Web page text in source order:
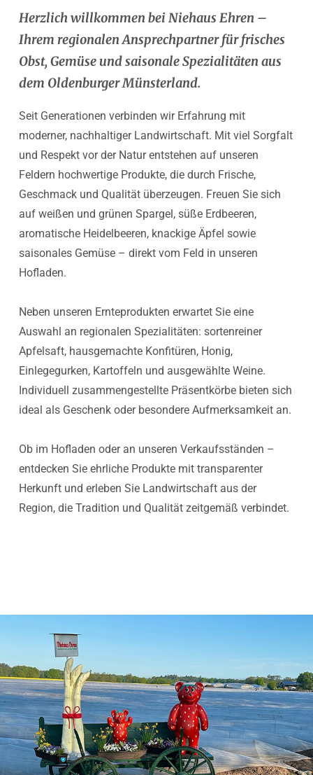
Herzlich willkommen bei Niehaus Ehren –
Ihrem regionalen Ansprechpartner für frisches
Obst, Gemüse und saisonale Spezialitäten aus
dem Oldenburger Münsterland.
Seit Generationen verbinden wir Erfahrung mit
moderner, nachhaltiger Landwirtschaft. Mit viel Sorgfalt
und Respekt vor der Natur entstehen auf unseren
Feldern hochwertige Produkte, die durch Frische,
Geschmack und Qualität überzeugen. Freuen Sie sich
auf weißen und grünen Spargel, süße Erdbeeren,
aromatische Heidelbeeren, knackige Äpfel sowie
saisonales Gemüse – direkt vom Feld in unseren
Hofladen.
Neben unseren Ernteprodukten erwartet Sie eine
Auswahl an regionalen Spezialitäten: sortenreiner
Apfelsaft, hausgemachte Konfitüren, Honig,
Einlegegurken, Kartoffeln und ausgewählte Weine.
Individuell zusammengestellte Präsentkörbe bieten sich
ideal als Geschenk oder besondere Aufmerksamkeit an.
Ob im Hofladen oder an unseren Verkaufsständen –
entdecken Sie ehrliche Produkte mit transparenter
Herkunft und erleben Sie Landwirtschaft aus der
Region, die Tradition und Qualität zeitgemäß verbindet.